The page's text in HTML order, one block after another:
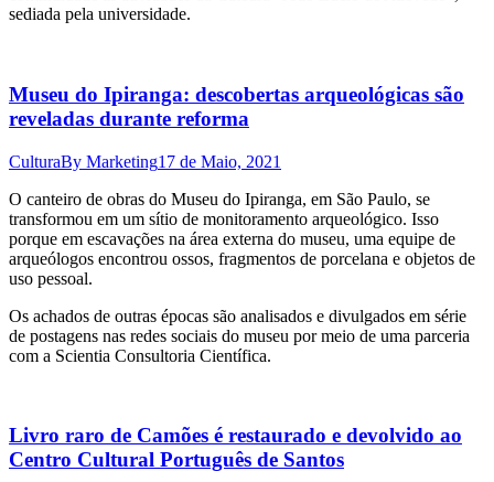
sediada pela universidade.
Museu do Ipiranga: descobertas arqueológicas são
reveladas durante reforma
CulturaBy Marketing17 de Maio, 2021
O canteiro de obras do Museu do Ipiranga, em São Paulo, se
transformou em um sítio de monitoramento arqueológico. Isso
porque em escavações na área externa do museu, uma equipe de
arqueólogos encontrou ossos, fragmentos de porcelana e objetos de
uso pessoal.
Os achados de outras épocas são analisados e divulgados em série
de postagens nas redes sociais do museu por meio de uma parceria
com a Scientia Consultoria Científica.
Livro raro de Camões é restaurado e devolvido ao
Centro Cultural Português de Santos